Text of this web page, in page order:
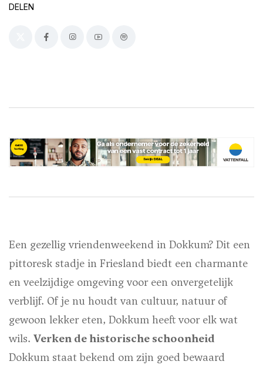
DELEN
Een gezellig vriendenweekend in Dokkum? Dit een
pittoresk stadje in Friesland biedt een charmante
en veelzijdige omgeving voor een onvergetelijk
verblijf. Of je nu houdt van cultuur, natuur of
gewoon lekker eten, Dokkum heeft voor elk wat
wils. Verken de historische schoonheid
Dokkum staat bekend om zijn goed bewaard